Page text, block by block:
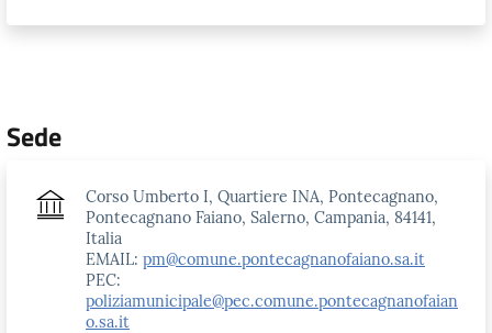
Sede
Corso Umberto I, Quartiere INA, Pontecagnano,
Pontecagnano Faiano, Salerno, Campania, 84141,
Italia
EMAIL: pm@comune.pontecagnanofaiano.sa.it
PEC:
poliziamunicipale@pec.comune.pontecagnanofaian
o.sa.it